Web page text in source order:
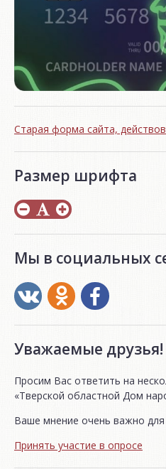
Старая форма сайта,
Размер шрифта
Мы в социальных
Уважаемые друзья!
Просим Вас ответить на
«Тверской областной Дом
Ваше мнение очень важно
Принять участие в опросе